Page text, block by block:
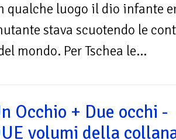
qualche luogo il dio infante
stava scuotendo le
mondo. Per Tschea le...
Occhio + Due occhi -
volumi della